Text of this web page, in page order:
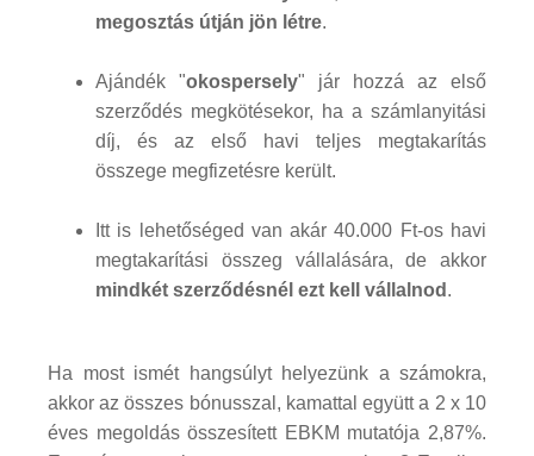
megosztás útján jön létre.
Ajándék "okospersely" jár hozzá az első
szerződés megkötésekor, ha a számlanyitási
díj, és az első havi teljes megtakarítás
összege megfizetésre került.
Itt is lehetőséged van akár 40.000 Ft-os havi
megtakarítási összeg vállalására, de akkor
mindkét szerződésnél ezt kell vállalnod .
Ha most ismét hangsúlyt helyezünk a számokra,
akkor az összes bónusszal, kamattal együtt a 2 x 10
éves megoldás összesített EBKM mutatója 2,87%.